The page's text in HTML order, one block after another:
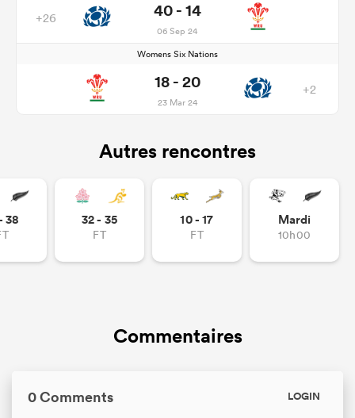
+26 40 - 14
06 Sep 24
Womens Six Nations
18 - 20
23 Mar 24
+2
Autres rencontres
38 32 - 35
FT
10 - 17
FT
Mardi
10h00
Commentaires
0 Comments LOGIN